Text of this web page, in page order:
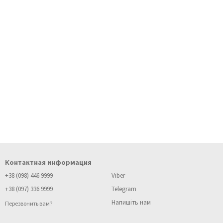
Контактная информация
+38 (098) 446 9999
+38 (097) 336 9999
Перезвонить вам?
Viber
Telegram
Напишіть нам